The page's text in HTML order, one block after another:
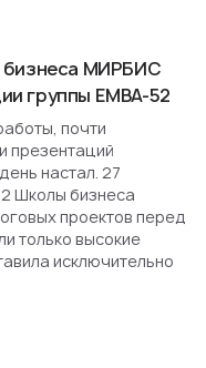
бизнеса МИРБИС
группы EMBA-52
почти
презентаций
настал. 27
Школы бизнеса
проектов перед
только высокие
исключительно